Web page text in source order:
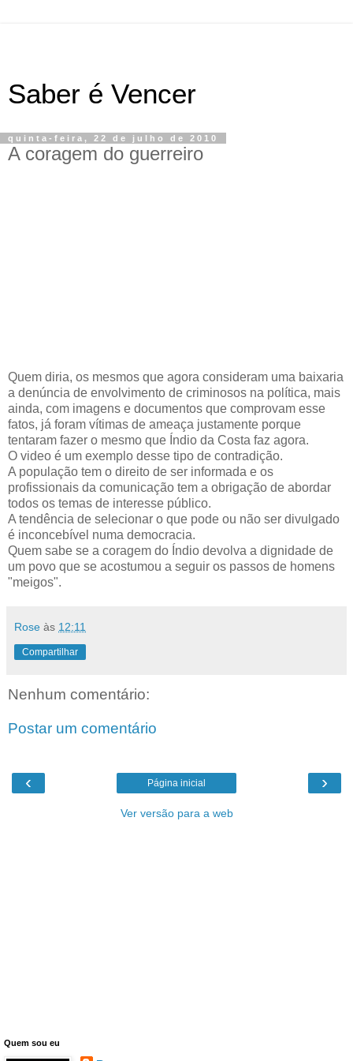
Saber é Vencer
quinta-feira, 22 de julho de 2010
A coragem do guerreiro
Quem diria, os mesmos que agora consideram uma baixaria
a denúncia de envolvimento de criminosos na política, mais
ainda, com imagens e documentos que comprovam esse
fatos, já foram vítimas de ameaça justamente porque
tentaram fazer o mesmo que Índio da Costa faz agora.
O video é um exemplo desse tipo de contradição.
A população tem o direito de ser informada e os
profissionais da comunicação tem a obrigação de abordar
todos os temas de interesse público.
A tendência de selecionar o que pode ou não ser divulgado
é inconcebível numa democracia.
Quem sabe se a coragem do Índio devolva a dignidade de
um povo que se acostumou a seguir os passos de homens
"meigos".
Rose às 12:11
Compartilhar
Nenhum comentário:
Postar um comentário
‹ ›
Página inicial
Ver versão para a web
Quem sou eu